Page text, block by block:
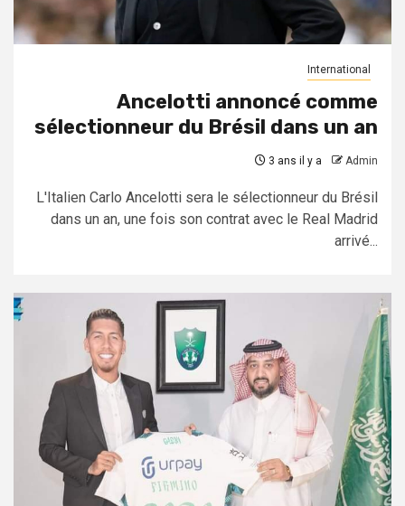
International
Ancelotti annoncé comme
sélectionneur du Brésil dans un an
3 ans il y a Admin
L'Italien Carlo Ancelotti sera le sélectionneur du Brésil
dans un an, une fois son contrat avec le Real Madrid
arrivé...